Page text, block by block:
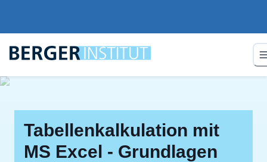
Tabellenkalkulation mit
MS Excel - Grundlagen